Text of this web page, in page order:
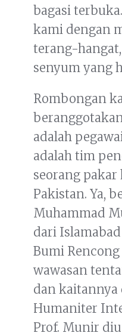
bagasi
kami dengan
terang-
senyum yang
Rombongan
adalah
adalah tim
seorang
Pakistan. Ya,
Muhammad
dari
Bumi
wawasan
dan
Humaniter
Prof. Munir